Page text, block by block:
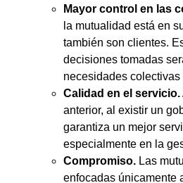
Mayor control en las
la mutualidad está en
también son clientes.
decisiones tomadas
necesidades
Calidad en el servicio.
anterior, al existir un
garantiza un mejor
especialmente en la
Compromiso. Las
enfocadas únicamente